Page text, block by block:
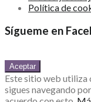
Política de
Sígueme en
Este sitio web utiliza
sigues navegando